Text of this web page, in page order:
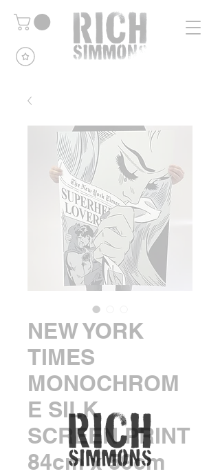
NEW YORK
TIMES
MONOCHROM
E SILK
SCREEN PRINT
84cm x 59cm